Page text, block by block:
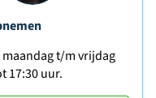
maandag t/m vrijdag
17:30 uur.